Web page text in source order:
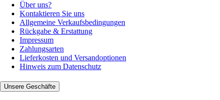
Über uns?
Kontaktieren Sie uns
Allgemeine Verkaufsbedingungen
Rückgabe & Erstattung
Impressum
Zahlungsarten
Lieferkosten und Versandoptionen
Hinweis zum Datenschutz
Unsere Geschäfte